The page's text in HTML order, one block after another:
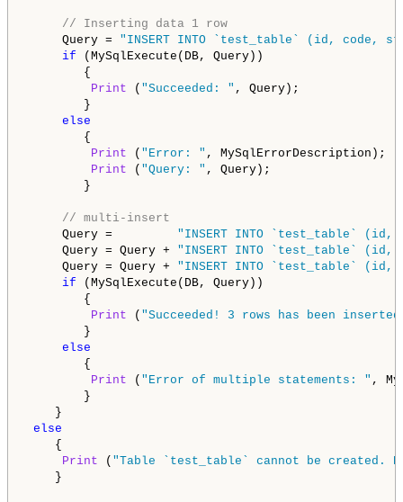
// Inserting data 1 row
Query = "INSERT INTO `test_table` (id, code,
if (MySqlExecute(DB, Query))
{
Print ( "Succeeded: " , Query);
}
else
{
Print ( "Error: " , MySqlErrorDescription);
Print ( "Query: " , Query);
}
// multi-insert
Query = "INSERT INTO `test_table` (id,
Query = Query + "INSERT INTO `test_table` (id,
Query = Query + "INSERT INTO `test_table` (id,
if (MySqlExecute(DB, Query))
{
Print ( "Succeeded! 3 rows has been
}
else
{
Print ( "Error of multiple statements: " ,
}
}
else
{
Print ( "Table `test_table` cannot be created.
}